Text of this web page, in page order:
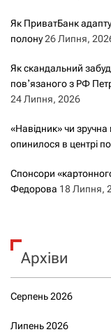
Як ПриватБанк
полону26 Липня,
Як скандальний
повʼязаного з РФ
24 Липня, 2026
«Навідник» чи зручна
опинилося в центрі
Спонсори
Федорова 18 Липня,
Архіви
Серпень 2026
Липень 2026